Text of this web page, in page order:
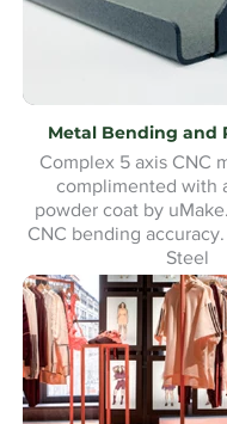
Metal Bending and
Complex 5 axis CNC
complimented with
powder coat by
CNC bending
Steel